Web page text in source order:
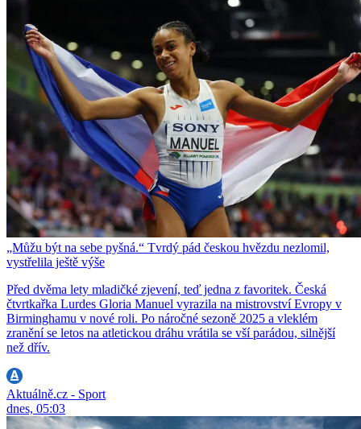
„Můžu být na sebe pyšná.“ Tvrdý pád českou hvězdu nezlomil,
vystřelila ještě výše
Před dvěma lety mladičké zjevení, teď jedna z favoritek. Česká
čtvrtkařka Lurdes Gloria Manuel vyrazila na mistrovství Evropy v
Birminghamu v nové roli. Po náročné sezoně 2025 a vleklém
zranění se letos na atletickou dráhu vrátila se vší parádou, silnější
než dřív.
Aktuálně.cz - Sport
dnes, 05:03